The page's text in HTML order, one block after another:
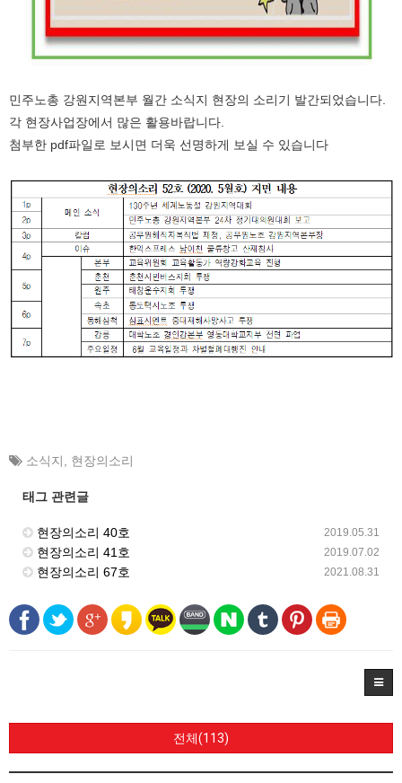
민주노총 강원지역본부 월간 소식지 현장의 소리기 발간되었습니다.
각 현장사업장에서 많은 활용바랍니다.
첨부한 pdf파일로 보시면 더욱 선명하게 보실 수 있습니다
소식지 현장의소리
태그 관련글
2019.05.31
현장의소리 40호
2019.07.02
현장의소리 41호
2021.08.31
현장의소리 67호
전체(113)